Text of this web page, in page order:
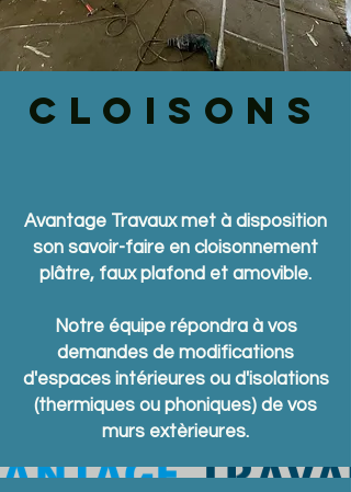
CLOISONS
Avantage Travaux met à disposition
son savoir-faire en cloisonnement
plâtre, faux plafond et amovible.
Notre équipe répondra à vos
demandes de modifications
d'espaces intérieures ou d'isolations
(thermiques ou phoniques) de vos
murs extèrieures.